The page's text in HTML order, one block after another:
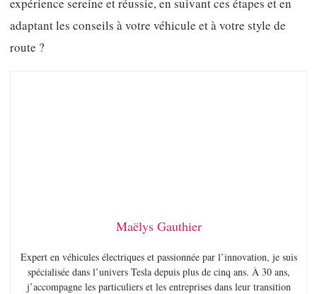
adaptant les conseils à votre véhicule et à votre style de
route ?
Maëlys Gauthier
Expert en véhicules électriques et passionnée par l’innovation, je suis
spécialisée dans l’univers Tesla depuis plus de cinq ans. À 30 ans,
j’accompagne les particuliers et les entreprises dans leur transition